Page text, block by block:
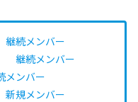
継続メンバー
継続メンバー
メンバー
新規メンバー